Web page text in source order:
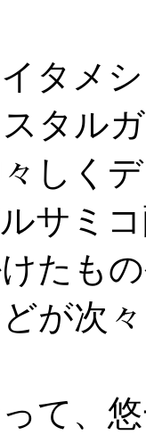
タメ
タル
しく
サミ
たも
が次
て、